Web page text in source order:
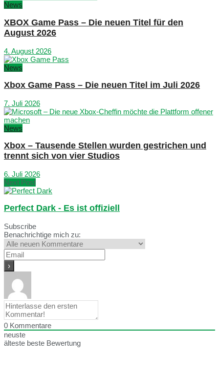
News
XBOX Game Pass – Die neuen Titel für den
August 2026
4. August 2026
News
Xbox Game Pass – Die neuen Titel im Juli 2026
7. Juli 2026
News
Xbox – Tausende Stellen wurden gestrichen und
trennt sich von vier Studios
6. Juli 2026
Next Post
Perfect Dark - Es ist offiziell
Subscribe
Benachrichtige mich zu:
0 Kommentare
neuste
älteste beste Bewertung